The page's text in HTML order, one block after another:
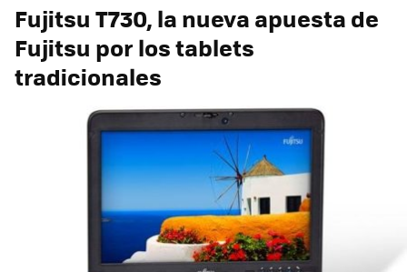
Fujitsu T730, la nueva apuesta de
Fujitsu por los tablets
tradicionales